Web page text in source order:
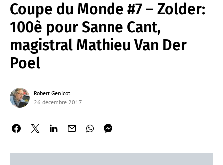
Coupe du Monde #7 – Zolder:
100è pour Sanne Cant,
magistral Mathieu Van Der
Poel
Robert Genicot
26 décembre 2017